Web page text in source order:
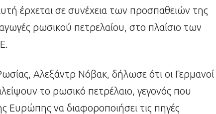
έρχεται σε συνέχεια των προσπαθειών της
ρωσικού πετρελαίου, στο πλαίσιο των
Αλεξάντρ Νόβακ, δήλωσε ότι οι Γερμανοί
το ρωσικό πετρέλαιο, γεγονός που
Ευρώπης να διαφοροποιήσει τις πηγές